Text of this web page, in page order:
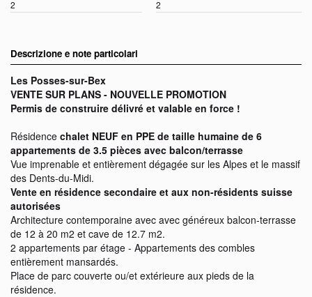
2 2
Descrizione e note particolari
Les Posses-sur-Bex
VENTE SUR PLANS - NOUVELLE PROMOTION
Permis de construire délivré et valable en force !
Résidence chalet NEUF en PPE de taille humaine de 6
appartements de 3.5 pièces avec balcon/terrasse
Vue imprenable et entièrement dégagée sur les Alpes et le massif
des Dents-du-Midi.
Vente en résidence secondaire et aux non-résidents suisse
autorisées
Architecture contemporaine avec avec généreux balcon-terrasse
de 12 à 20 m2 et cave de 12.7 m2.
2 appartements par étage - Appartements des combles
entièrement mansardés.
Place de parc couverte ou/et extérieure aux pieds de la
résidence.